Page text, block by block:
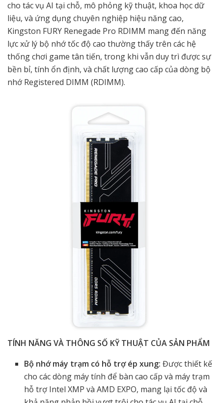
cho tác vụ AI tại chỗ, mô phỏng kỹ thuật, khoa học dữ
liệu, và ứng dụng chuyên nghiệp hiệu năng cao,
Kingston FURY Renegade Pro RDIMM mang đến năng
lực xử lý bộ nhớ tốc độ cao thường thấy trên các hệ
thống chơi game tân tiến, trong khi vẫn duy trì được sự
bền bỉ, tính ổn định, và chất lượng cao cấp của dòng bộ
nhớ Registered DIMM (RDIMM).
TÍNH NĂNG VÀ THÔNG SỐ KỸ THUẬT CỦA SẢN PHẨM
Bộ nhớ máy trạm có hỗ trợ ép xung:Được thiết kế
cho các dòng máy tính để bàn cao cấp và máy trạm
hỗ trợ Intel XMP và AMD EXPO, mang lại tốc độ và